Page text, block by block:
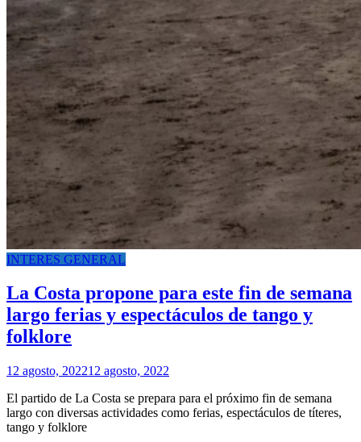
INTERES GENERAL
La Costa propone para este fin de semana
largo ferias y espectáculos de tango y
folklore
12 agosto, 202212 agosto, 2022
El partido de La Costa se prepara para el próximo fin de semana
largo con diversas actividades como ferias, espectáculos de títeres,
tango y folklore